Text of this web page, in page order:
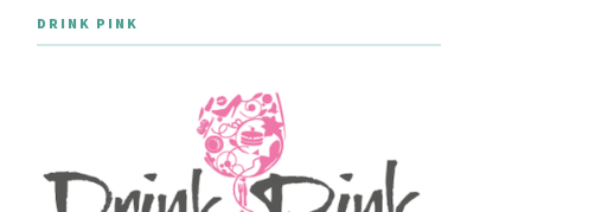
DRINK PINK